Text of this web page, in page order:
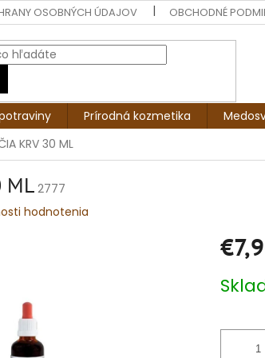
OSOBNÝCH ÚDAJOV OBCHODNÉ
Prírodná kozmetika
KRV 30 ML
ML 2777
hodnotenia
cena: